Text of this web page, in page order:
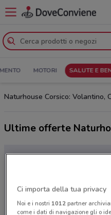
MOTORI SALUTE E
Naturhouse Corsico: Volantino,
Ultime offerte
Ci importa della tua privacy
Noi e i nostri 1012partner
come i dati di navigazione gli o